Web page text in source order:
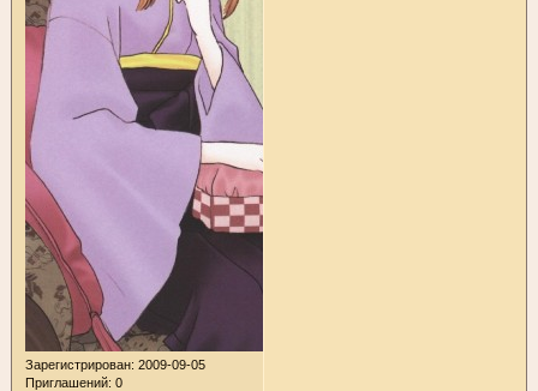
Зарегистрирован: 2009-09-05
Приглашений: 0